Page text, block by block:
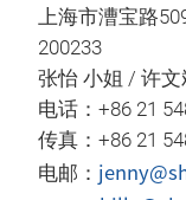
上海市漕宝路
200233
张怡 小姐 / 许文
电话：+86 21
传真：+86 21
电邮：